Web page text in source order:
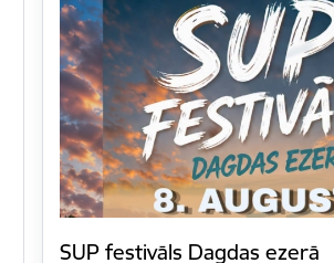
SUP festivāls Dagdas ezerā